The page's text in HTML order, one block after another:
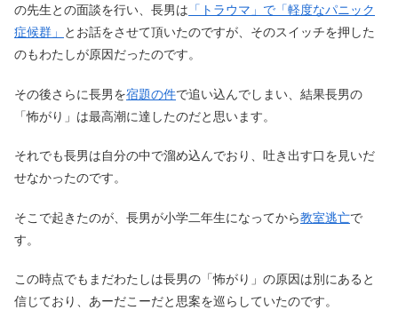
の先生との面談を行い、長男は 「トラウマ」で「軽度なパニック
症候群」
とお話をさせて頂いたのですが、そのスイッチを押した
のもわたしが原因だったのです。
その後さらに長男を宿題の件で追い込んでしまい、結果長男の
「怖がり」は最高潮に達したのだと思います。
それでも長男は自分の中で溜め込んでおり、吐き出す口を見いだ
せなかったのです。
そこで起きたのが、長男が小学二年生になってから教室逃亡で
す。
この時点でもまだわたしは長男の「怖がり」の原因は別にあると
信じており、あーだこーだと思案を巡らしていたのです。